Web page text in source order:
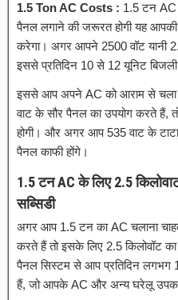
1.5 Ton AC Costs : 1.5 टन AC
पैनल लगाने की जरूरत होगी यह आपकी
करेगा। अगर आपने 2500 वॉट यानी
इससे प्रतिदिन 10 से 12 यूनिट
इससे आप अपने AC को आराम से
वाट के सौर पैनल का उपयोग करते हैं,
होगी। और अगर आप 535 वाट के
पैनल काफी होंगे।
1.5 टन AC के लिए 2.5
सब्सिडी
अगर आप 1.5 टन का AC चलाना
करते हैं तो इसके लिए 2.5 किलोवॉट
पैनल सिस्टम से आप प्रतिदिन लगभग
हैं, जो आपके AC और अन्य घरेलू